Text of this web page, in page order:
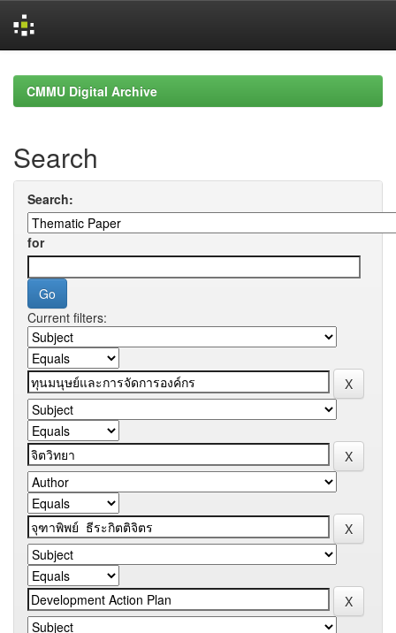
navigationCMMU Digital Archive
Search
Search:
for
Current filters: